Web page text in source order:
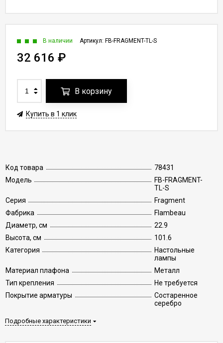
Код товара
78431
Модель
FB-FRAGMENT-
TL-S
Серия
Fragment
Фабрика
Flambeau
Диаметр, см
22.9
Высота, см
101.6
Категория
Настольные
лампы
Материал плафона
Металл
Тип крепления
Не требуется
Покрытие арматуры
Состаренное
серебро
Подробные характеристики
Артикул: FB-FRAGMENT-TL-S
В наличии
32 616 ₽
В корзину
Купить в 1 клик